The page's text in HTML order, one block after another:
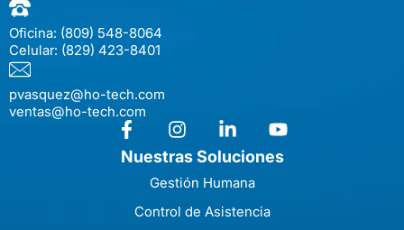
Oficina: (809) 548-8064
Celular: (829) 423-8401
pvasquez@ho-tech.com
ventas@ho-tech.com
Nuestras Soluciones
Gestión Humana
Control de Asistencia